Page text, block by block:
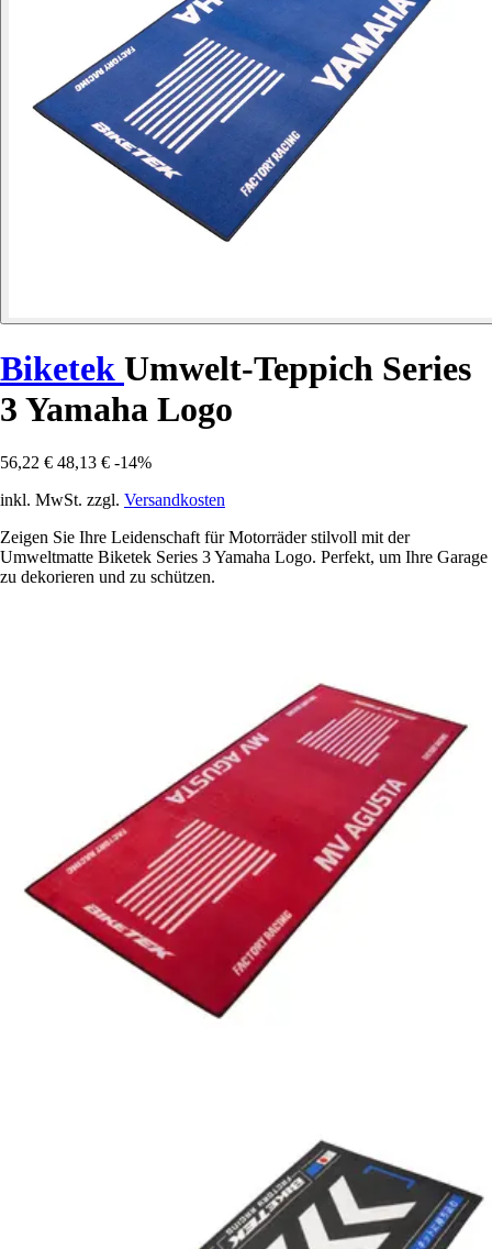
Biketek Umwelt-Teppich Series
3 Yamaha Logo
56,22 € 48,13 € -14%
inkl. MwSt. zzgl. Versandkosten
Zeigen Sie Ihre Leidenschaft für Motorräder stilvoll mit der
Umweltmatte Biketek Series 3 Yamaha Logo. Perfekt, um Ihre Garage
zu dekorieren und zu schützen.